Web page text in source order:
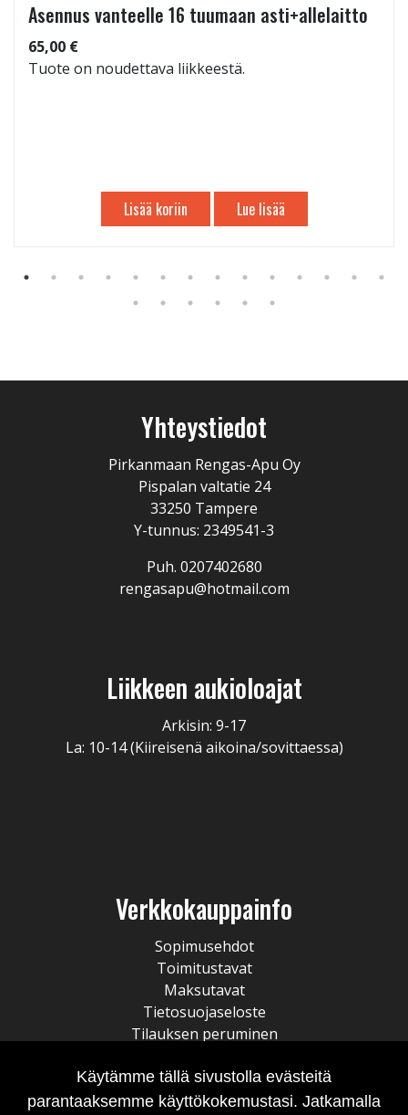
Asennus vanteelle 16 tuumaan asti+allelaitto
65,00 €
Tuote on noudettava liikkeestä.
Lisää koriin Lue lisää
Yhteystiedot
Pirkanmaan Rengas-Apu Oy
Pispalan valtatie 24
33250 Tampere
Y-tunnus: 2349541-3
Puh. 0207402680
rengasapu@hotmail.com
Liikkeen aukioloajat
Arkisin: 9-17
La: 10-14 (Kiireisenä aikoina/sovittaessa)
Verkkokauppainfo
Sopimusehdot
Toimitustavat
Maksutavat
Tietosuojaseloste
Tilauksen peruminen
Käytämme tällä sivustolla evästeitä
parantaaksemme käyttökokemustasi. Jatkamalla